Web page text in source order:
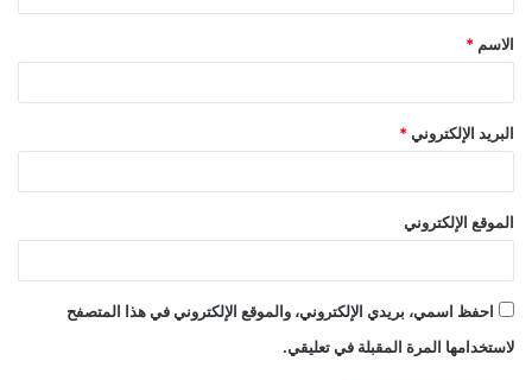
ق
*
الاسم *
البريد الإلكتروني *
الموقع الإلكتروني
احفظ اسمي، بريدي الإلكتروني، والموقع الإلكتروني في هذا المتصفح
لاستخدامها المرة المقبلة في تعليقي.